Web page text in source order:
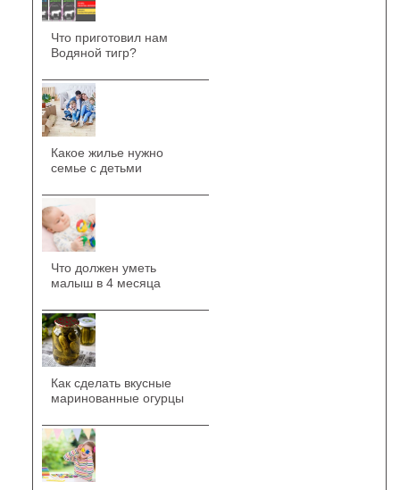
Что приготовил нам
Водяной тигр?
Какое жилье нужно
семье с детьми
Что должен уметь
малыш в 4 месяца
Как сделать вкусные
маринованные огурцы